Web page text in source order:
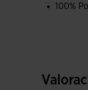
100%